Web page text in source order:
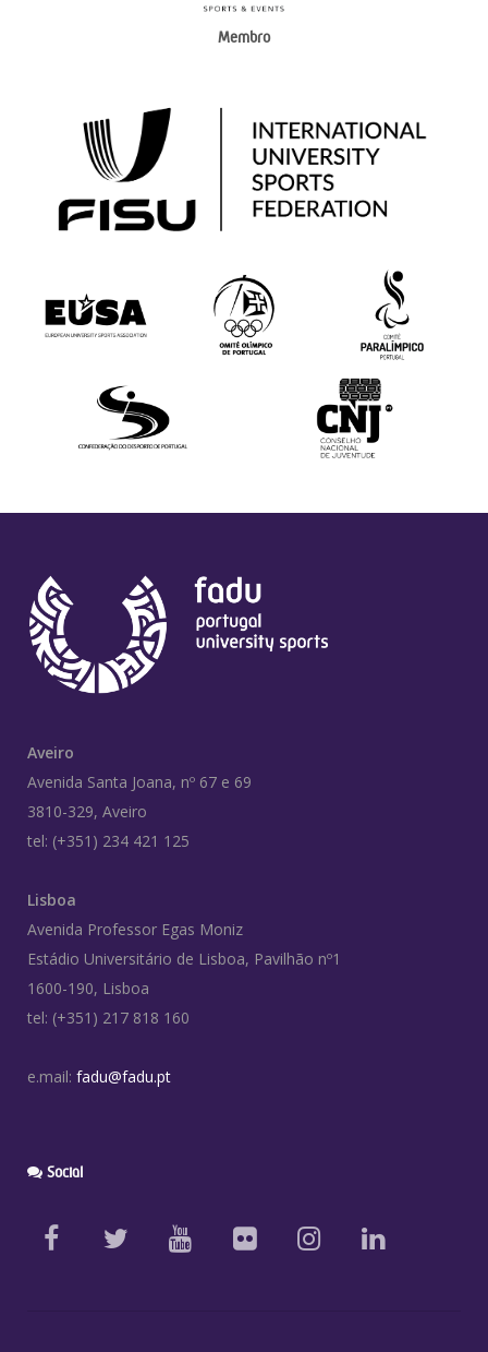
Membro
Aveiro
Avenida Santa Joana, nº 67 e 69
3810-329, Aveiro
tel: (+351) 234 421 125
Lisboa
Avenida Professor Egas Moniz
Estádio Universitário de Lisboa, Pavilhão nº1
1600-190, Lisboa
tel: (+351) 217 818 160
e.mail: fadu@fadu.pt
Social